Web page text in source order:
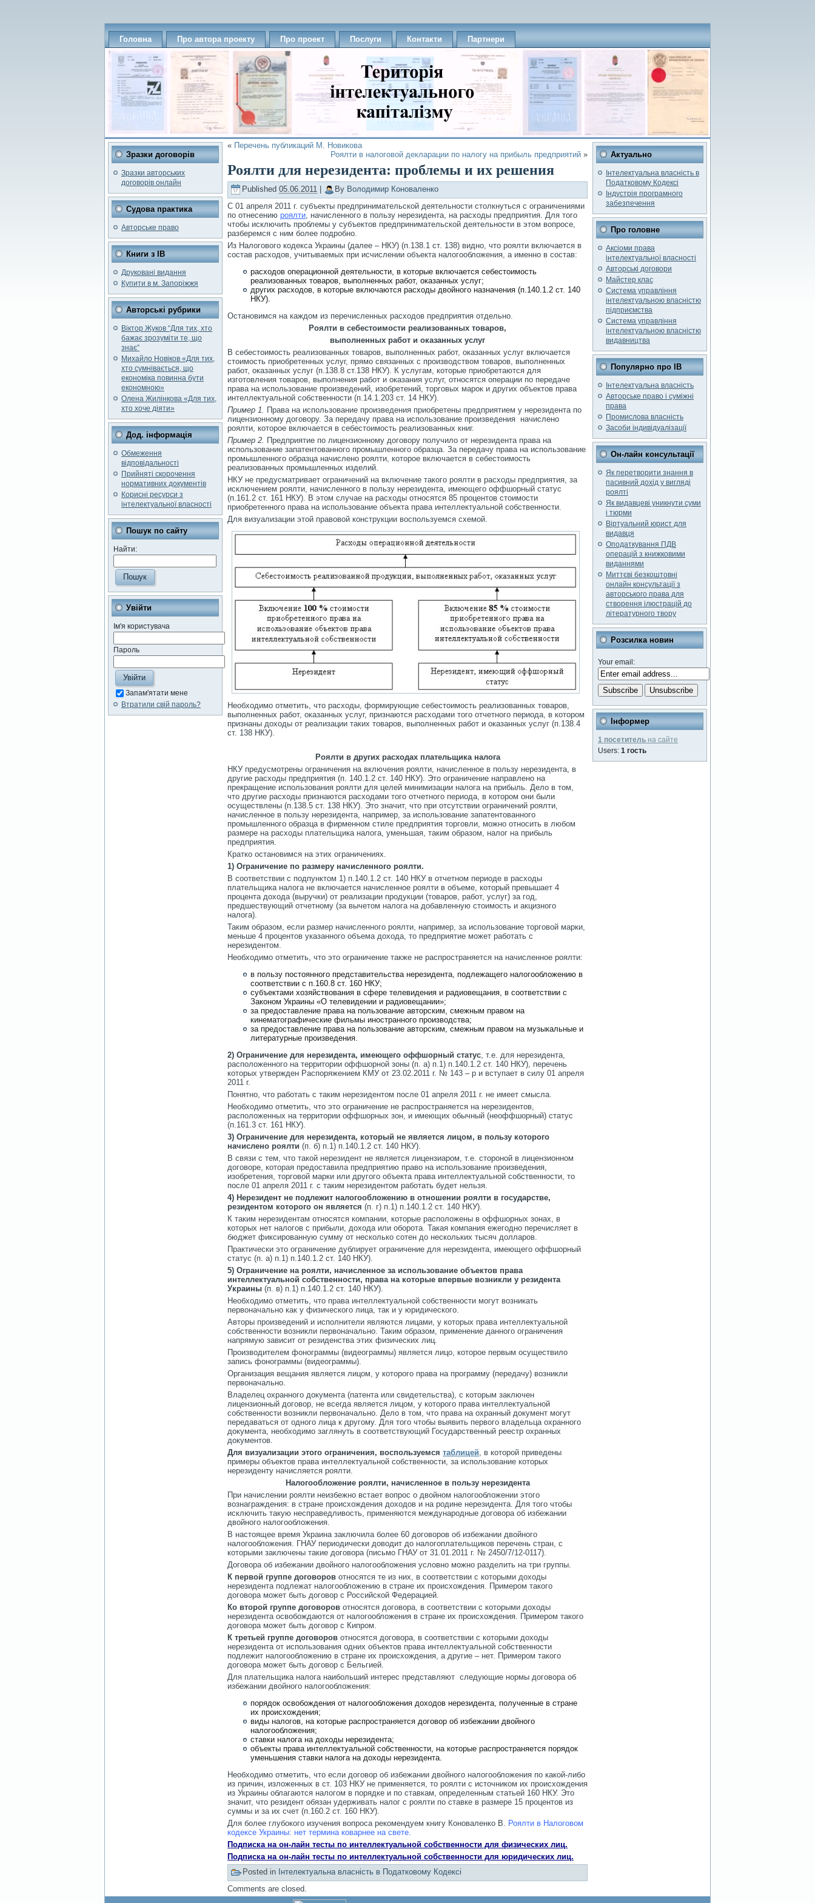
Головна Про автора проекту Про проект Послуги Контакти Партнери
Зразки договорів
Зразки авторських
договорів онлайн
Судова практика
Авторське право
Книги з ІВ
Друковані видання
Купити в м. Запоріжжя
Авторські рубрики
Віктор Жуков “Для тих, хто
бажає зрозуміти те, що
знає”
Михайло Новіков «Для тих,
хто сумнівається, що
економіка повинна бути
економною»
Олена Жилінкова «Для тих,
хто хоче діяти»
Дод. інформація
Обмеження
відповідальності
Прийняті скорочення
нормативних документів
Корисні ресурси з
інтелектуальної власності
Пошук по сайту
Найти:
Увійти
Ім'я користувача
Пароль
Запам'ятати мене
Втратили свій пароль?
« Перечень публикаций М. Новикова
Роялти в налоговой декларации по налогу на прибыль предприятий »
Роялти для нерезидента: проблемы и их решения
Published 05.06.2011 By Володимир Коноваленко
С 01 апреля 2011 г. субъекты предпринимательской деятельности столкнуться с ограничениями
по отнесению роялти, начисленного в пользу нерезидента, на расходы предприятия. Для того
чтобы исключить проблемы у субъектов предпринимательской деятельности в этом вопросе,
разберемся с ним более подробно.
Из Налогового кодекса Украины (далее – НКУ) (п.138.1 ст. 138) видно, что роялти включается в
состав расходов, учитываемых при исчислении объекта налогообложения, а именно в состав:
расходов операционной деятельности, в которые включается себестоимость
реализованных товаров, выполненных работ, оказанных услуг;
других расходов, в которые включаются расходы двойного назначения (п.140.1.2 ст. 140
НКУ).
Остановимся на каждом из перечисленных расходов предприятия отдельно.
Роялти в себестоимости реализованных товаров,
выполненных работ и оказанных услуг
В себестоимость реализованных товаров, выполненных работ, оказанных услуг включается
стоимость приобретенных услуг, прямо связанных с производством товаров, выполненных
работ, оказанных услуг (п.138.8 ст.138 НКУ). К услугам, которые приобретаются для
изготовления товаров, выполнения работ и оказания услуг, относятся операции по передаче
права на использование произведений, изобретений, торговых марок и других объектов права
интеллектуальной собственности (п.14.1.203 ст. 14 НКУ).
Пример 1. Права на использование произведения приобретены предприятием у нерезидента по
лицензионному договору. За передачу права на использование произведения начислено
роялти, которое включается в себестоимость реализованных книг.
Пример 2. Предприятие по лицензионному договору получило от нерезидента права на
использование запатентованного промышленного образца. За передачу права на использование
промышленного образца начислено роялти, которое включается в себестоимость
реализованных промышленных изделий.
НКУ не предусматривает ограничений на включение такого роялти в расходы предприятия, за
исключением роялти, начисленного в пользу нерезидента, имеющего оффшорный статус
(п.161.2 ст. 161 НКУ). В этом случае на расходы относятся 85 процентов стоимости
приобретенного права на использование объекта права интеллектуальной собственности.
Для визуализации этой правовой конструкции воспользуемся схемой.
Необходимо отметить, что расходы, формирующие себестоимость реализованных товаров,
выполненных работ, оказанных услуг, признаются расходами того отчетного периода, в котором
признаны доходы от реализации таких товаров, выполненных работ и оказанных услуг (п.138.4
ст. 138 НКУ).
Роялти в других расходах плательщика налога
НКУ предусмотрены ограничения на включения роялти, начисленное в пользу нерезидента, в
другие расходы предприятия (п. 140.1.2 ст. 140 НКУ). Это ограничение направлено на
прекращение использования роялти для целей минимизации налога на прибыль. Дело в том,
что другие расходы признаются расходами того отчетного периода, в котором они были
осуществлены (п.138.5 ст. 138 НКУ). Это значит, что при отсутствии ограничений роялти,
начисленное в пользу нерезидента, например, за использование запатентованного
промышленного образца в фирменном стиле предприятия торговли, можно относить в любом
размере на расходы плательщика налога, уменьшая, таким образом, налог на прибыль
предприятия.
Кратко остановимся на этих ограничениях.
1) Ограничение по размеру начисленного роялти.
В соответствии с подпунктом 1) п.140.1.2 ст. 140 НКУ в отчетном периоде в расходы
плательщика налога не включается начисленное роялти в объеме, который превышает 4
процента дохода (выручки) от реализации продукции (товаров, работ, услуг) за год,
предшествующий отчетному (за вычетом налога на добавленную стоимость и акцизного
налога).
Таким образом, если размер начисленного роялти, например, за использование торговой марки,
меньше 4 процентов указанного объема дохода, то предприятие может работать с
нерезидентом.
Необходимо отметить, что это ограничение также не распространяется на начисленное роялти:
в пользу постоянного представительства нерезидента, подлежащего налогообложению в
соответствии с п.160.8 ст. 160 НКУ;
субъектами хозяйствования в сфере телевидения и радиовещания, в соответствии с
Законом Украины «О телевидении и радиовещании»;
за предоставление права на пользование авторским, смежным правом на
кинематографические фильмы иностранного производства;
за предоставление права на пользование авторским, смежным правом на музыкальные и
литературные произведения.
2) Ограничение для нерезидента, имеющего оффшорный статус, т.е. для нерезидента,
расположенного на территории оффшорной зоны (п. а) п.1) п.140.1.2 ст. 140 НКУ), перечень
которых утвержден Распоряжением КМУ от 23.02.2011 г. № 143 – р и вступает в силу 01 апреля
2011 г.
Понятно, что работать с таким нерезидентом после 01 апреля 2011 г. не имеет смысла.
Необходимо отметить, что это ограничение не распространяется на нерезидентов,
расположенных на территории оффшорных зон, и имеющих обычный (неоффшорный) статус
(п.161.3 ст. 161 НКУ).
3) Ограничение для нерезидента, который не является лицом, в пользу которого
начислено роялти (п. б) п.1) п.140.1.2 ст. 140 НКУ).
В связи с тем, что такой нерезидент не является лицензиаром, т.е. стороной в лицензионном
договоре, которая предоставила предприятию право на использование произведения,
изобретения, торговой марки или другого объекта права интеллектуальной собственности, то
после 01 апреля 2011 г. с таким нерезидентом работать будет нельзя.
4) Нерезидент не подлежит налогообложению в отношении роялти в государстве,
резидентом которого он является (п. г) п.1) п.140.1.2 ст. 140 НКУ).
К таким нерезидентам относятся компании, которые расположены в оффшорных зонах, в
которых нет налогов с прибыли, дохода или оборота. Такая компания ежегодно перечисляет в
бюджет фиксированную сумму от несколько сотен до нескольких тысяч долларов.
Практически это ограничение дублирует ограничение для нерезидента, имеющего оффшорный
статус (п. а) п.1) п.140.1.2 ст. 140 НКУ).
5) Ограничение на роялти, начисленное за использование объектов права
интеллектуальной собственности, права на которые впервые возникли у резидента
Украины (п. в) п.1) п.140.1.2 ст. 140 НКУ).
Необходимо отметить, что права интеллектуальной собственности могут возникать
первоначально как у физического лица, так и у юридического.
Авторы произведений и исполнители являются лицами, у которых права интеллектуальной
собственности возникли первоначально. Таким образом, применение данного ограничения
напрямую зависит от резиденства этих физических лиц.
Производителем фонограммы (видеограммы) является лицо, которое первым осуществило
запись фонограммы (видеограммы).
Организация вещания является лицом, у которого права на программу (передачу) возникли
первоначально.
Владелец охранного документа (патента или свидетельства), с которым заключен
лицензионный договор, не всегда является лицом, у которого права интеллектуальной
собственности возникли первоначально. Дело в том, что права на охранный документ могут
передаваться от одного лица к другому. Для того чтобы выявить первого владельца охранного
документа, необходимо заглянуть в соответствующий Государственный реестр охранных
документов.
Для визуализации этого ограничения, воспользуемся таблицей, в которой приведены
примеры объектов права интеллектуальной собственности, за использование которых
нерезиденту начисляется роялти.
Налогообложение роялти, начисленное в пользу нерезидента
При начислении роялти неизбежно встает вопрос о двойном налогообложении этого
вознаграждения: в стране происхождения доходов и на родине нерезидента. Для того чтобы
исключить такую несправедливость, применяются международные договора об избежании
двойного налогообложения.
В настоящее время Украина заключила более 60 договоров об избежании двойного
налогообложения. ГНАУ периодически доводит до налогоплательщиков перечень стран, с
которыми заключены такие договора (письмо ГНАУ от 31.01.2011 г. № 2450/7/12-0117).
Договора об избежании двойного налогообложения условно можно разделить на три группы.
К первой группе договоров относятся те из них, в соответствии с которыми доходы
нерезидента подлежат налогообложению в стране их происхождения. Примером такого
договора может быть договор с Российской Федерацией.
Ко второй группе договоров относятся договора, в соответствии с которыми доходы
нерезидента освобождаются от налогообложения в стране их происхождения. Примером такого
договора может быть договор с Кипром.
К третьей группе договоров относятся договора, в соответствии с которыми доходы
нерезидента от использования одних объектов права интеллектуальной собственности
подлежит налогообложению в стране их происхождения, а другие – нет. Примером такого
договора может быть договор с Бельгией.
Для плательщика налога наибольший интерес представляют следующие нормы договора об
избежании двойного налогообложения:
порядок освобождения от налогообложения доходов нерезидента, полученные в стране
их происхождения;
виды налогов, на которые распространяется договор об избежании двойного
налогообложения;
ставки налога на доходы нерезидента;
объекты права интеллектуальной собственности, на которые распространяется порядок
уменьшения ставки налога на доходы нерезидента.
Необходимо отметить, что если договор об избежании двойного налогообложения по какой-либо
из причин, изложенных в ст. 103 НКУ не применяется, то роялти с источником их происхождения
из Украины облагаются налогом в порядке и по ставкам, определенным статьей 160 НКУ. Это
значит, что резидент обязан удерживать налог с роялти по ставке в размере 15 процентов из
суммы и за их счет (п.160.2 ст. 160 НКУ).
Для более глубокого изучения вопроса рекомендуем книгу Коноваленко В. Роялти в Налоговом
кодексе Украины: нет термина коварнее на свете.
Подписка на он-лайн тесты по интеллектуальной собственности для физических лиц.
Подписка на он-лайн тесты по интеллектуальной собственности для юридических лиц.
Posted in Інтелектуальна власність в Податковому Кодексі
Comments are closed.
Актуально
Інтелектуальна власність в
Податковому Кодексі
Індустрія програмного
забезпечення
Про головне
Аксіоми права
інтелектуальної власності
Авторські договори
Майстер клас
Система управління
інтелектуальною власністю
підприємства
Система управління
інтелектуальною власністю
видавництва
Популярно про ІВ
Інтелектуальна власність
Авторське право і суміжні
права
Промислова власність
Засоби індивідуалізації
Он-лайн консультації
Як перетворити знання в
пасивний дохід у вигляді
роялті
Як видавцеві уникнути суми
і тюрми
Віртуальний юрист для
видавця
Оподаткування ПДВ
операцій з книжковими
виданнями
Миттєві безкоштовні
онлайн консультації з
авторського права для
створення ілюстрацій до
літературного твору
Розсилка новин
Your email:
Інформер
1 посетитель на сайте
Users: 1 гость